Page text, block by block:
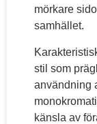
mörkare
samhället.
stil som
användning
känsla av